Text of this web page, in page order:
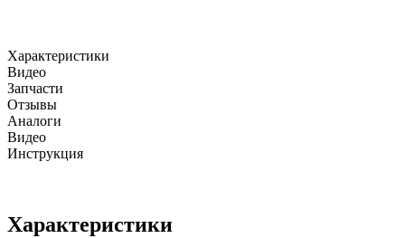
Характеристики
Видео
Запчасти
Отзывы
Аналоги
Видео
Инструкция
Характеристики